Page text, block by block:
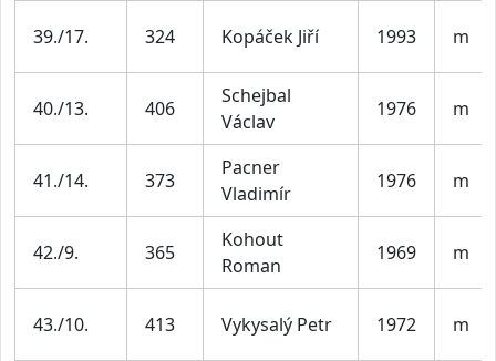
39./17. 324 Kopáček Jiří 1993 m
40./13. 406
Schejbal
Václav
1976 m
41./14. 373
Pacner
Vladimír
1976 m
42./9. 365
Kohout
Roman
1969 m
43./10. 413 Vykysalý Petr 1972 m